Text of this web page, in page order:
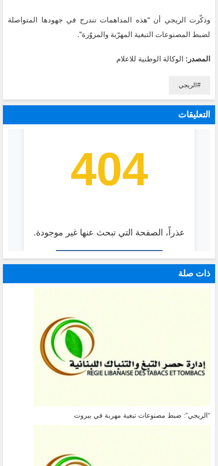
وذكّرت الريجي أن “هذه المداهمات تندرج في جهودها المتواصلة
لضبط المصنوعات التبغية المهرّبة والمزوّرة”.
المصدر: الوكالة الوطنية للاعلام
الريجي
التعليقات
ذات صلة
“الريجي”: ضبط مصنوعات تبغية مهربة في بيروت